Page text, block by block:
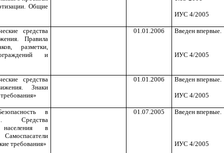
Общие
ИУС 4/2005
средства
Правила
разметки,
и
01.01.2006 Введен впервые.
ИУС 4/2005
средства
Знаки
01.01.2006 Введен впервые.
ИУС 4/2005
в
Средства
в
требования»
01.07.2005 Введен впервые.
ИУС 4/2005